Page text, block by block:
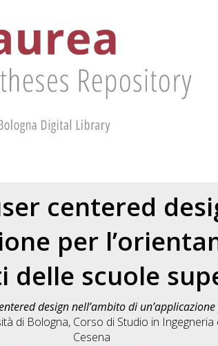
centered
per
delle scuole
design nell’ambito di
di Bologna, Corso di Studio in
Cesena